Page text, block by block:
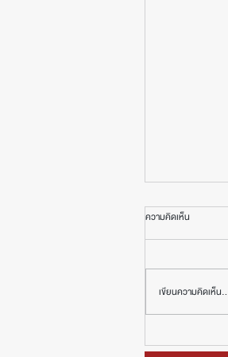
ความคิดเห็น
เขียนความคิดเห็น